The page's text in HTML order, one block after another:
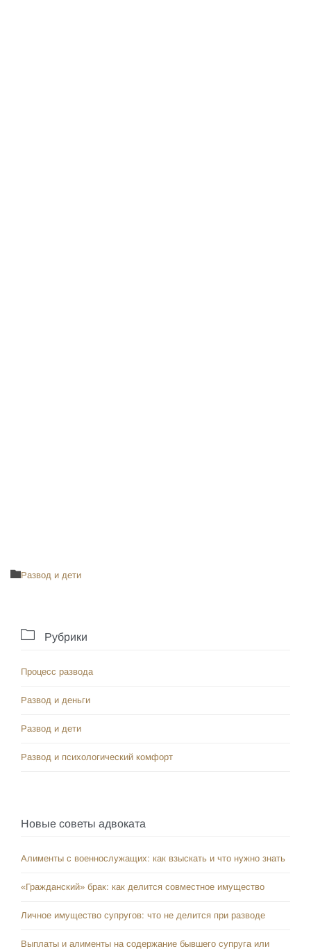
Category
Развод и дети
 Рубрики
Процесс развода
Развод и деньги
Развод и дети
Развод и психологический комфорт
Новые советы адвоката
Алименты с военнослужащих: как взыскать и что нужно знать
«Гражданский» брак: как делится совместное имущество
Личное имущество супругов: что не делится при разводе
Выплаты и алименты на содержание бывшего супруга или